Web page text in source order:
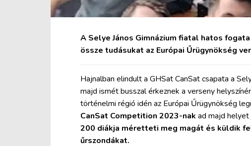
A Selye János Gimnázium fiatal hatos
össze tudásukat az Európai Űrügynökség
Hajnalban elindult a GHSat CanSat csapata a
majd ismét busszal érkeznek a verseny
történelmi régió idén az Európai Űrügynökség
CanSat Competition 2023-nak ad majd
200 diákja méretteti meg magát és küldik
űrszondákat.